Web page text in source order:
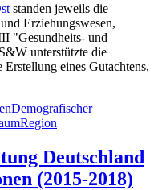
standen jeweils die
Erziehungswesen,
"Gesundheits- und
unterstützte die
eines Gutachtens,
Demografischer
Region
Deutschland
(2015-2018)